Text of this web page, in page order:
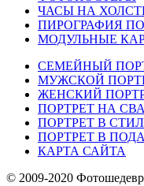
ЧАСЫ НА
ПИРОГРАФИЯ
МОДУЛЬНЫЕ
СЕМЕЙНЫЙ
МУЖСКОЙ
ЖЕНСКИЙ
ПОРТРЕТ НА
ПОРТРЕТ В
ПОРТРЕТ В
КАРТА САЙТА
© 2009-2020